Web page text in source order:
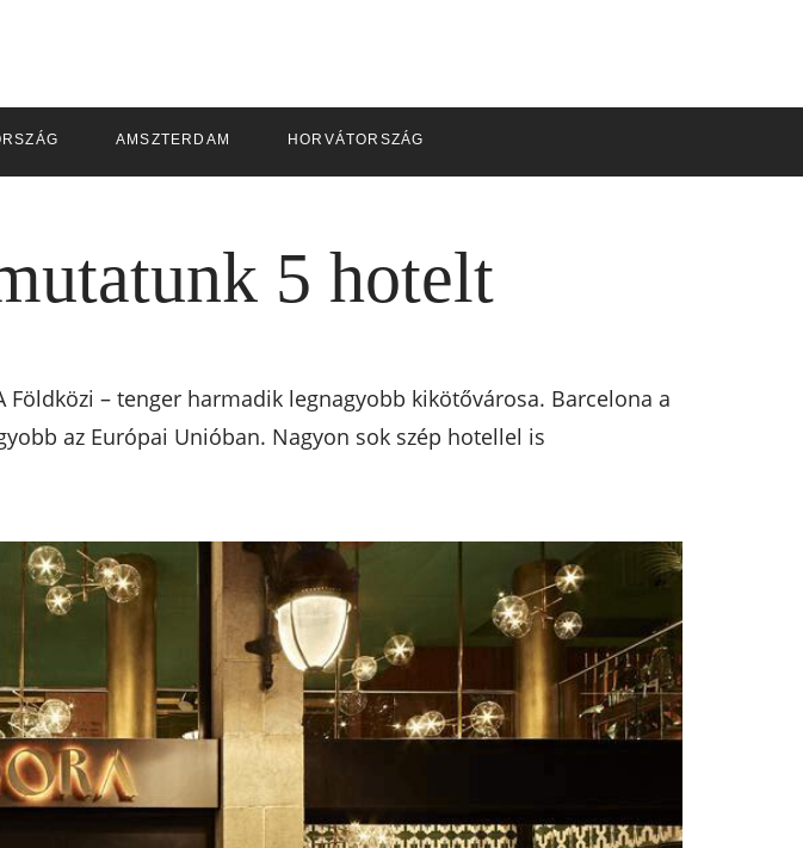
AMSZTERDAM HORVÁTORSZÁG
5 hotelt
– tenger harmadik legnagyobb kikötővárosa. Barcelona a
az Európai Unióban. Nagyon sok szép hotellel is